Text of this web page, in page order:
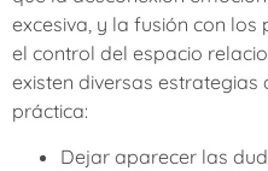
excesiva, y la fusión con
el control del espacio
existen diversas estrategias
práctica:
Dejar aparecer las